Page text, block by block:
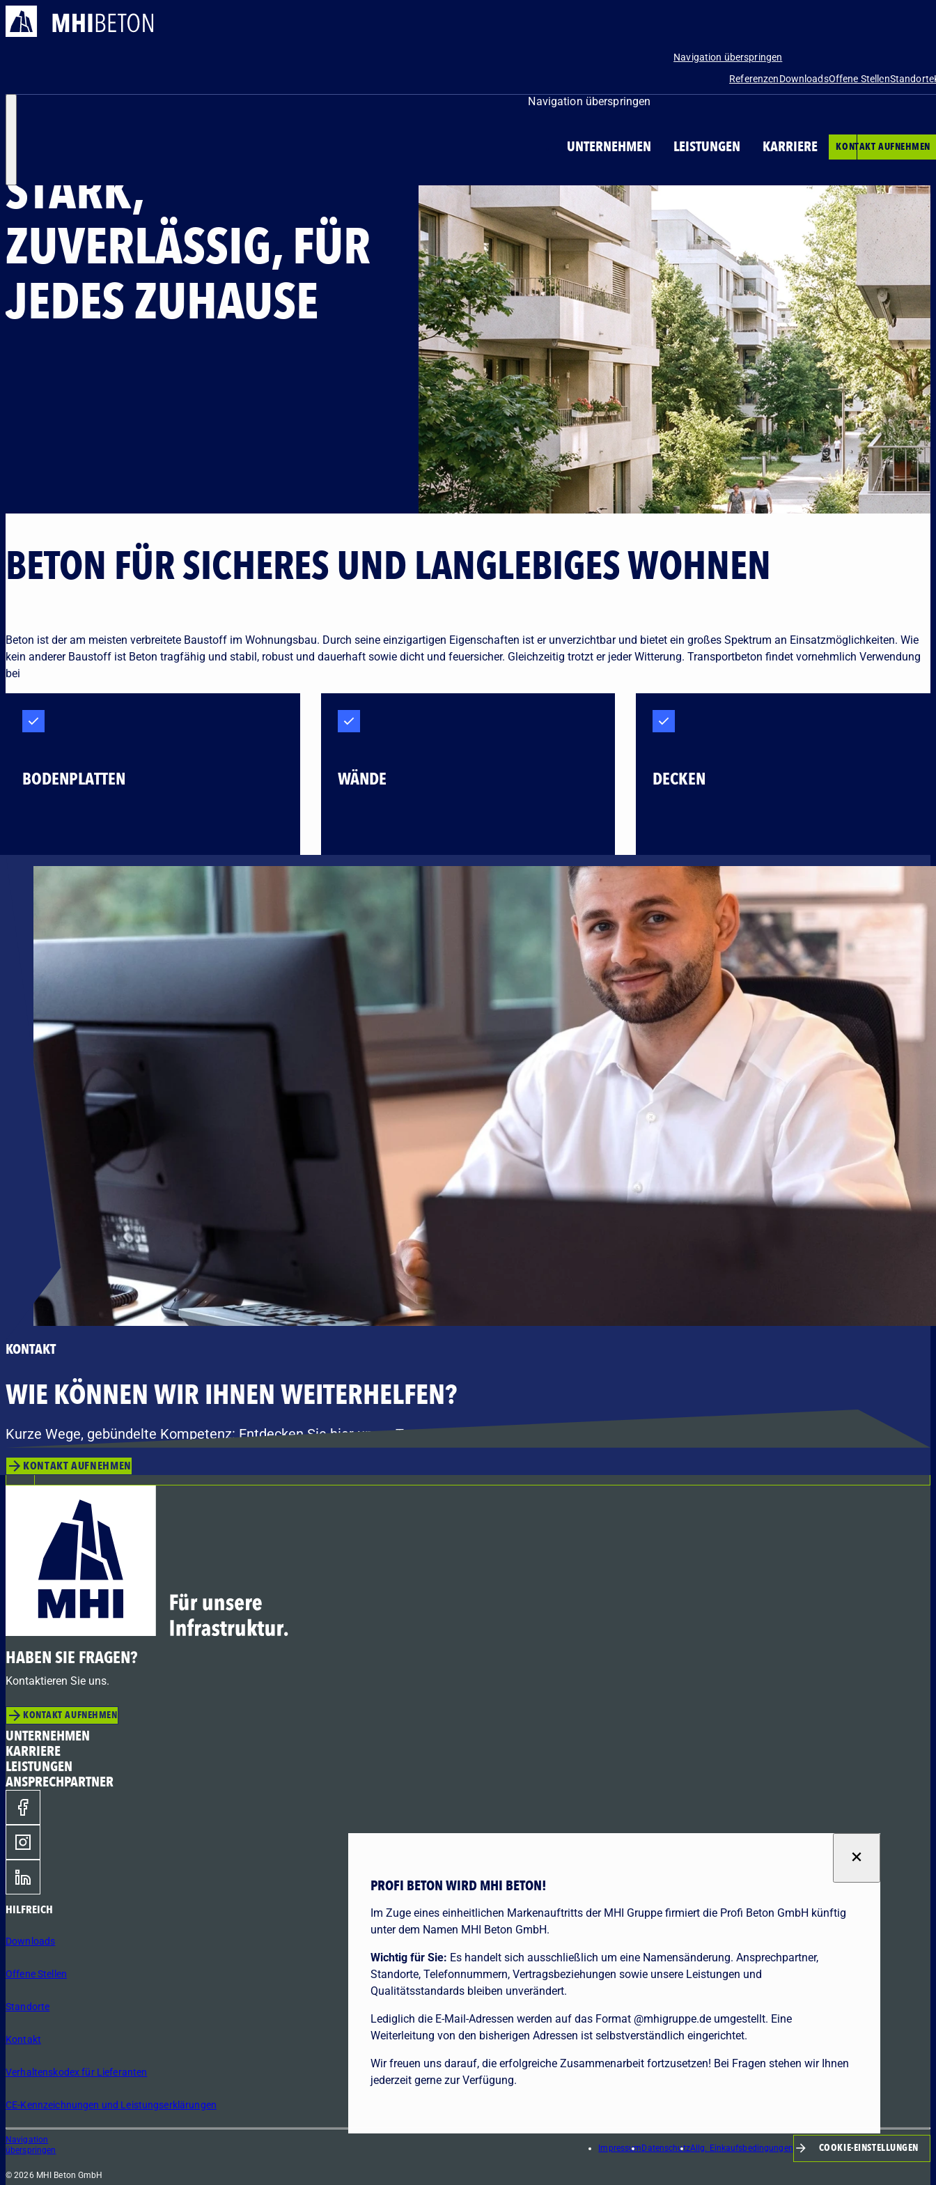
Navigation überspringen
ReferenzenDownloadsOffene StellenStandorte
Navigation überspringen
UNTERNEHMEN LEISTUNGEN KARRIERE KONTAKT AUFNEHMEN
STARK,
ZUVERLÄSSIG, FÜR
JEDES ZUHAUSE
BETON FÜR SICHERES UND LANGLEBIGES WOHNEN
Beton ist der am meisten verbreitete Baustoff im Wohnungsbau. Durch seine einzigartigen Eigenschaften ist er unverzichtbar und bietet ein großes Spektrum an Einsatzmöglichkeiten. Wie
kein anderer Baustoff ist Beton tragfähig und stabil, robust und dauerhaft sowie dicht und feuersicher. Gleichzeitig trotzt er jeder Witterung. Transportbeton findet vornehmlich Verwendung
bei
BODENPLATTEN WÄNDE DECKEN
Betonbauteile können durch Ihre hohe Festigkeit besonders schlank ausgeführt und auf Wunsch auch im Sichtbereich verwendet werden, was die Einsatzvielfalt des Materials nochmals
KONTAKT
WIE KÖNNEN WIR IHNEN WEITERHELFEN?
Kurze Wege, gebündelte Kompetenz: Entdecken Sie hier unser Team für Projekte, Produkte und Prozesse und sichere effiziente Lösungen.
KONTAKT AUFNEHMEN
PROFI BETON WIRD MHI BETON!
Im Zuge eines einheitlichen Markenauftritts der MHI Gruppe firmiert die Profi Beton GmbH künftig
unter dem Namen MHI Beton GmbH.
Wichtig für Sie: Es handelt sich ausschließlich um eine Namensänderung. Ansprechpartner,
Standorte, Telefonnummern, Vertragsbeziehungen sowie unsere Leistungen und
Qualitätsstandards bleiben unverändert.
Lediglich die E-Mail-Adressen werden auf das Format @mhigruppe.de umgestellt. Eine
Weiterleitung von den bisherigen Adressen ist selbstverständlich eingerichtet.
Wir freuen uns darauf, die erfolgreiche Zusammenarbeit fortzusetzen! Bei Fragen stehen wir Ihnen
jederzeit gerne zur Verfügung.
NACH OBEN
HABEN SIE FRAGEN?
Kontaktieren Sie uns.
KONTAKT AUFNEHMEN
UNTERNEHMEN
KARRIERE
LEISTUNGEN
ANSPRECHPARTNER
HILFREICH
Downloads
Offene Stellen
Standorte
Kontakt
Verhaltenskodex für Lieferanten
CE-Kennzeichnungen und Leistungserklärungen
Navigation
überspringen
Impressum DatenschutzAllg. Einkaufsbedingungen COOKIE-EINSTELLUNGEN
© 2026 MHI Beton GmbH
LEISTUNGEN
KARRIERE
KONTAKT AUFNEHMEN
Navigation
Referenzen
Downloads
Offene Stellen
Standorte
Kontakt